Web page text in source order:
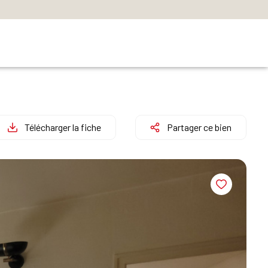
Télécharger la fiche Partager ce bien